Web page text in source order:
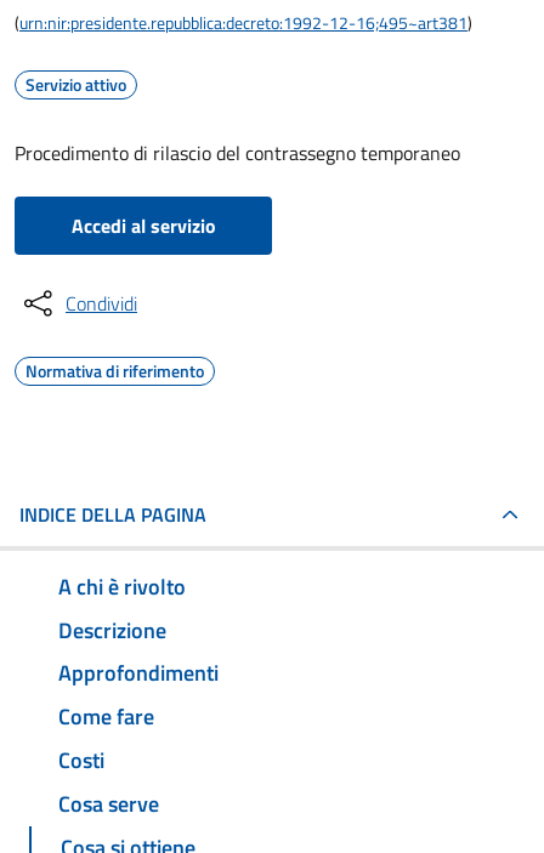
(urn:nir:presidente.repubblica:decreto:1992-12-16;495~art381)
Servizio attivo
Procedimento di rilascio del contrassegno temporaneo
Accedi al servizio
Condividi
Normativa di riferimento
INDICE DELLA PAGINA
A chi è rivolto
Descrizione
Approfondimenti
Come fare
Costi
Cosa serve